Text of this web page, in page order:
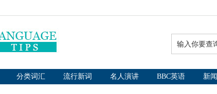
分类词汇 流行新词 名人演讲 BBC英语 新